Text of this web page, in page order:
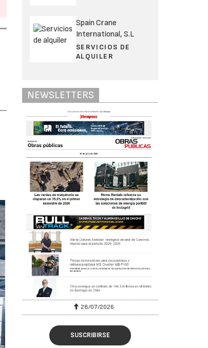
Spain Crane
International, S.L
SERVICIOS DE
ALQUILER
NEWSLETTERS
28/07/2026
SUSCRIBIRSE